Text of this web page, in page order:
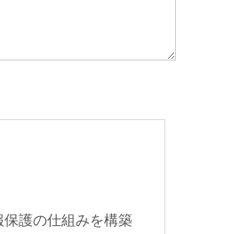
護の仕組みを構築